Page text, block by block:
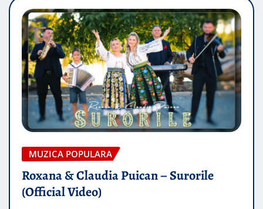
MUZICA POPULARA
Roxana & Claudia Puican – Surorile
(Official Video)